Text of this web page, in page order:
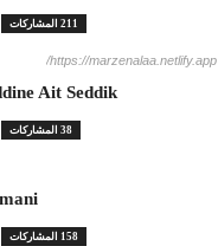
211 المشاركات
https://marzenalaa.netlify.app/
Ait Seddik
38 المشاركات
158 المشاركات